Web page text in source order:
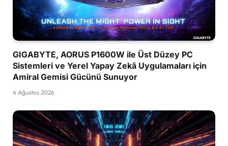
GIGABYTE, AORUS P1600W ile Üst Düzey PC
Sistemleri ve Yerel Yapay Zekâ Uygulamaları için
Amiral Gemisi Gücünü Sunuyor
4 Ağustos 2026